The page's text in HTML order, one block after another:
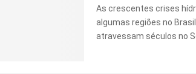
As crescentes crises
algumas regiões no
atravessam séculos no